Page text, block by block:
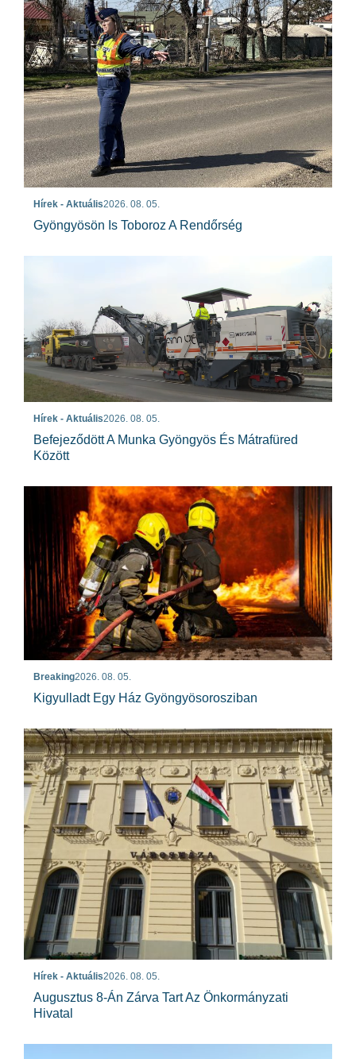
Hírek - Aktuális2026. 08. 05.
Gyöngyösön Is Toboroz A Rendőrség
Hírek - Aktuális2026. 08. 05.
Befejeződött A Munka Gyöngyös És Mátrafüred
Között
Breaking2026. 08. 05.
Kigyulladt Egy Ház Gyöngyösorosziban
Hírek - Aktuális2026. 08. 05.
Augusztus 8-Án Zárva Tart Az Önkormányzati
Hivatal